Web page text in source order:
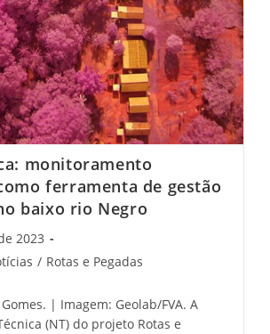
monitoramento
ferramenta de gestão
baixo rio Negro
2023
/ Rotas e Pegadas
| Imagem: Geolab/FVA. A
(NT) do projeto Rotas e